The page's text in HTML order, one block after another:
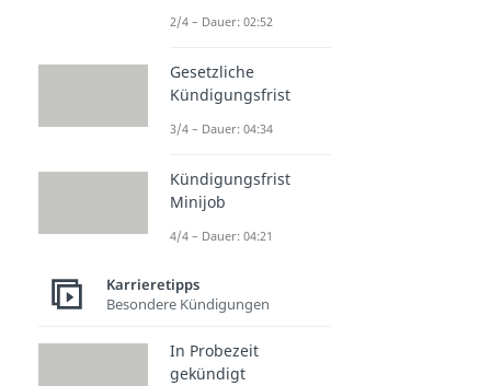
2/4 – Dauer: 02:52
Gesetzliche
Kündigungsfrist
3/4 – Dauer: 04:34
Kündigungsfrist
Minijob
4/4 – Dauer: 04:21
Karrieretipps
Besondere Kündigungen
In Probezeit
gekündigt